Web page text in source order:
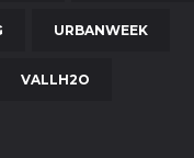
URBANWEEK
VALLH2O